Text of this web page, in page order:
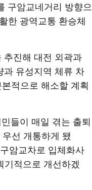
구암교네거리 방향으
한 광역교통 환승체
추진해 대전 외곽과
과 유성지역 체류 차
적으로 해소할 계획
들이 매일 겪는 출퇴
선 개통하게 됐
암교차로 입체화사
적으로 개선하겠